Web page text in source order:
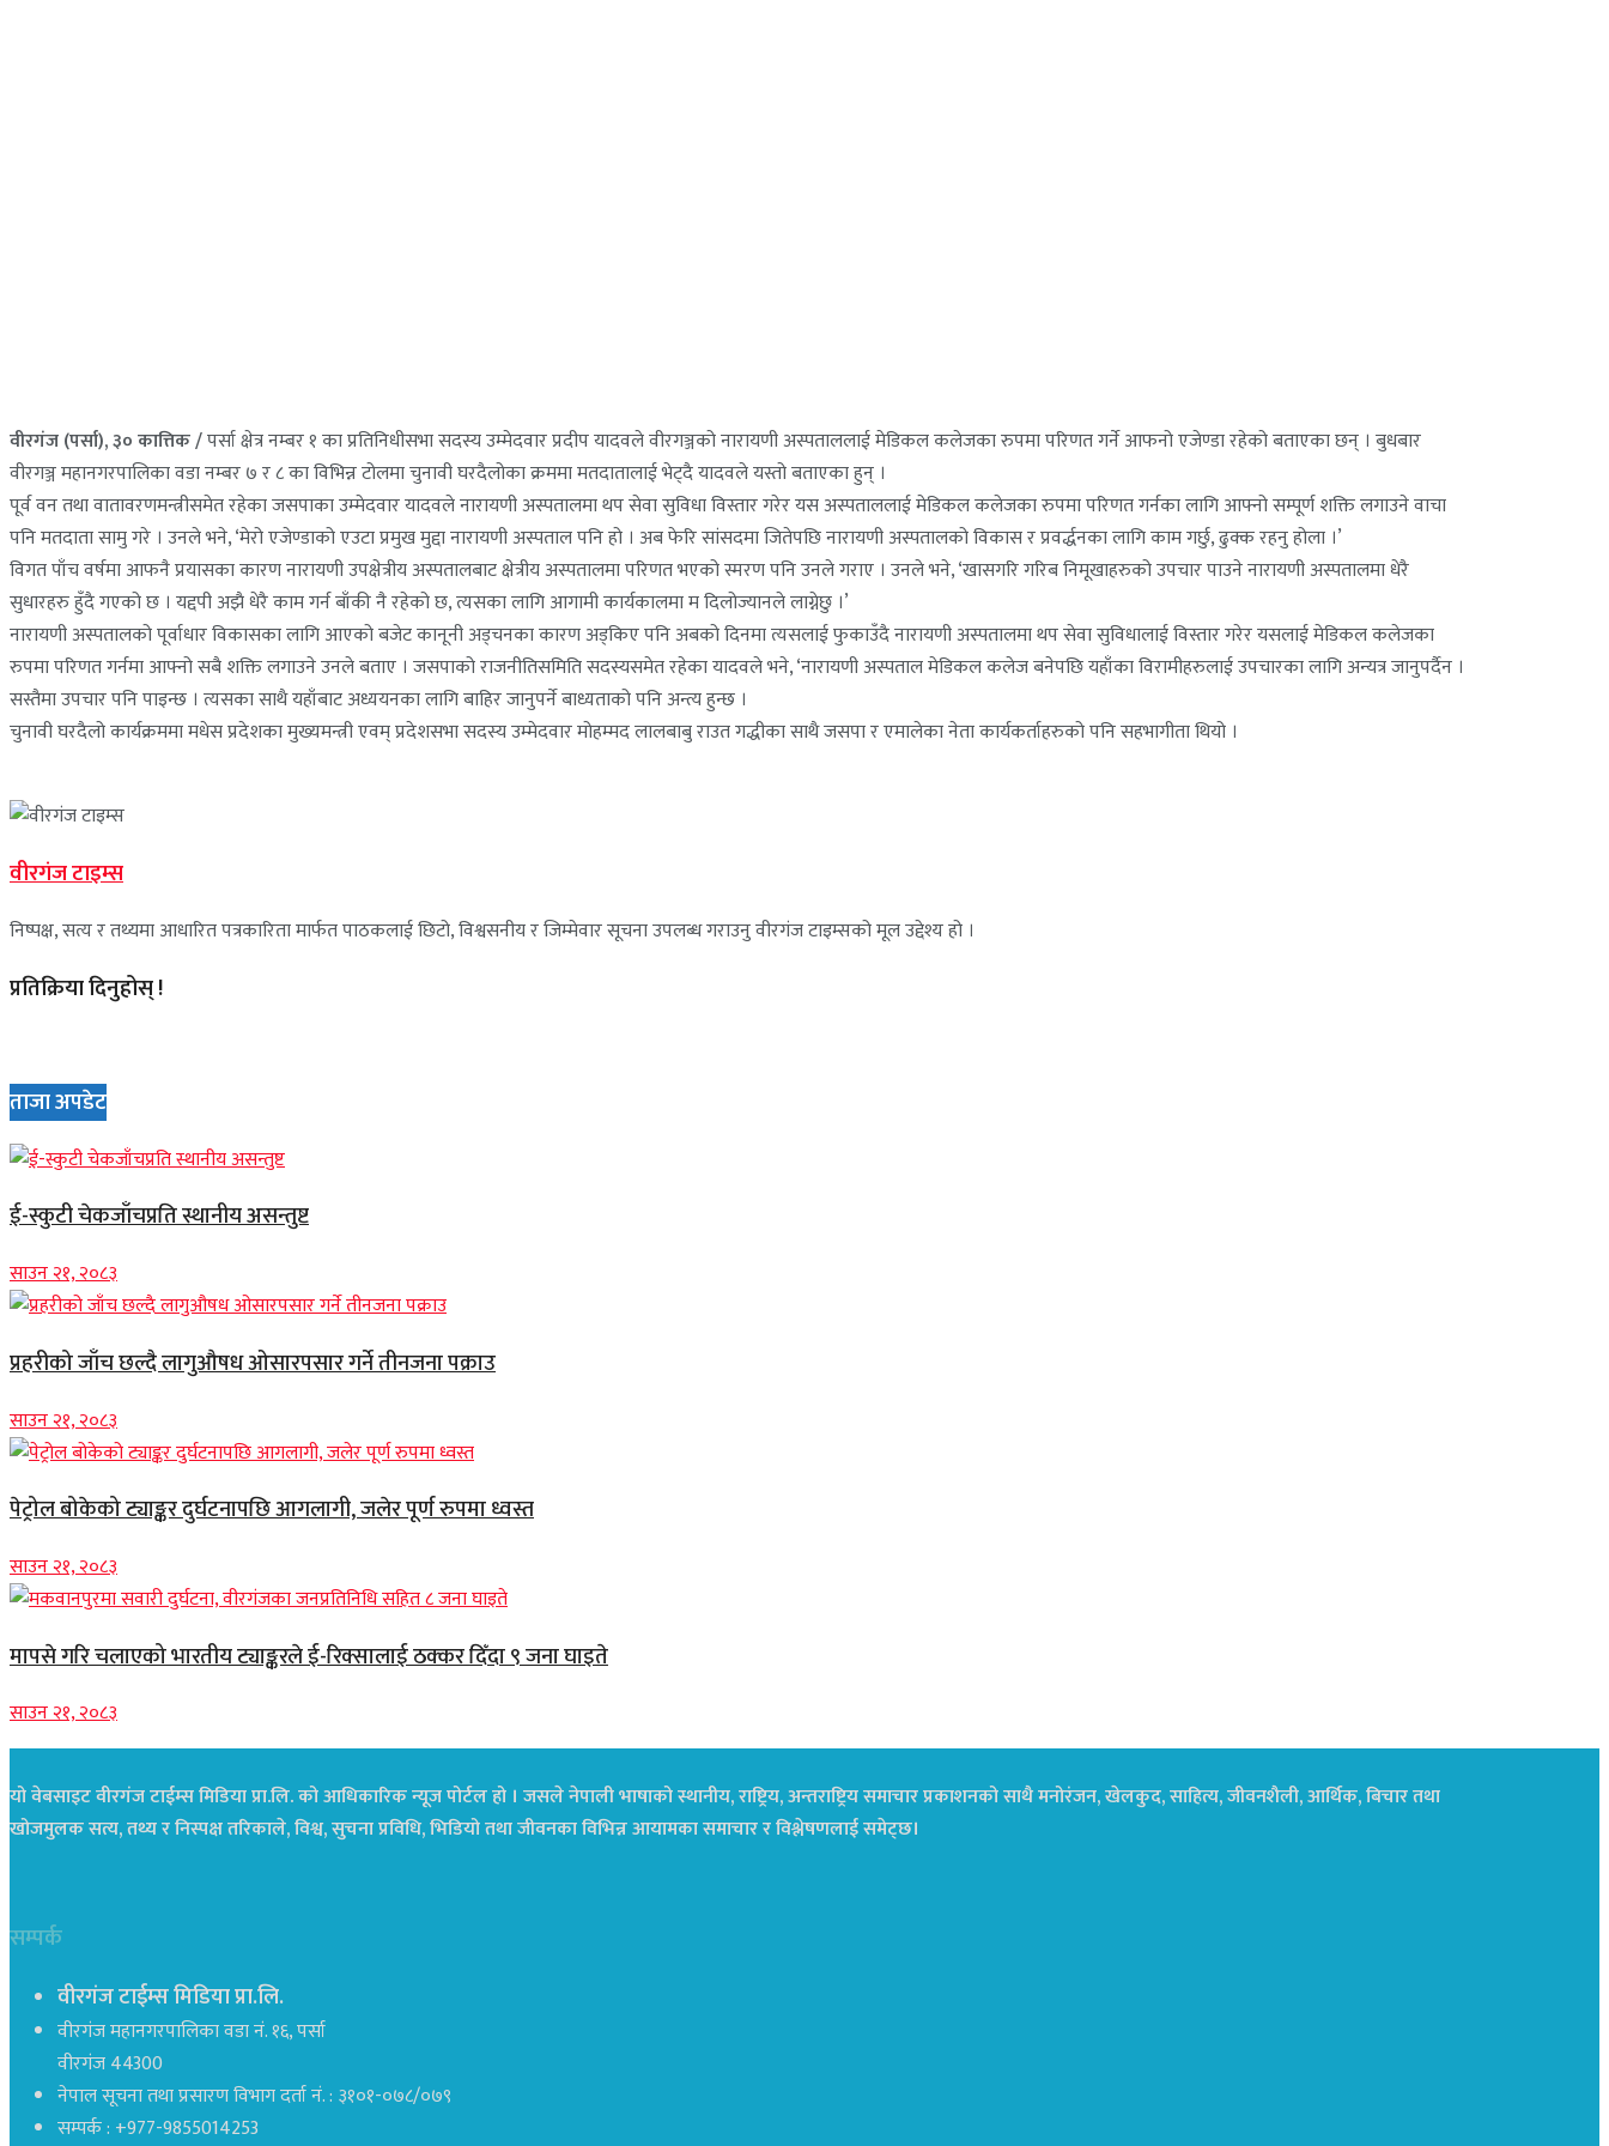
वीरगंज (पर्सा), ३० कात्तिक /पर्सा क्षेत्र नम्बर १ का प्रतिनिधीसभा सदस्य उम्मेदवार प्रदीप यादवले वीरगञ्जको नारायणी अस्पताललाई मेडिकल कलेजका रुपमा परिणत गर्ने आफनो एजेण्डा रहेको बताएका छन् । बुधबार
वीरगञ्ज महानगरपालिका वडा नम्बर ७ र ८ का विभिन्न टोलमा चुनावी घरदैलोका क्रममा मतदातालाई भेट्दै यादवले यस्तो बताएका हुन् ।
पूर्व वन तथा वातावरणमन्त्रीसमेत रहेका जसपाका उम्मेदवार यादवले नारायणी अस्पतालमा थप सेवा सुविधा विस्तार गरेर यस अस्पताललाई मेडिकल कलेजका रुपमा परिणत गर्नका लागि आफ्नो सम्पूर्ण शक्ति लगाउने वाचा
पनि मतदाता सामु गरे । उनले भने, ‘मेरो एजेण्डाको एउटा प्रमुख मुद्दा नारायणी अस्पताल पनि हो । अब फेरि सांसदमा जितेपछि नारायणी अस्पतालको विकास र प्रवर्द्धनका लागि काम गर्छु, ढुक्क रहनु होला ।’
विगत पाँच वर्षमा आफनै प्रयासका कारण नारायणी उपक्षेत्रीय अस्पतालबाट क्षेत्रीय अस्पतालमा परिणत भएको स्मरण पनि उनले गराए । उनले भने, ‘खासगरि गरिब निमूखाहरुको उपचार पाउने नारायणी अस्पतालमा धेरै
सुधारहरु हुँदै गएको छ । यद्दपी अझै धेरै काम गर्न बाँकी नै रहेको छ, त्यसका लागि आगामी कार्यकालमा म दिलोज्यानले लाग्नेछु ।’
नारायणी अस्पतालको पूर्वाधार विकासका लागि आएको बजेट कानूनी अड्चनका कारण अड्किए पनि अबको दिनमा त्यसलाई फुकाउँदै नारायणी अस्पतालमा थप सेवा सुविधालाई विस्तार गरेर यसलाई मेडिकल कलेजका
रुपमा परिणत गर्नमा आफ्नो सबै शक्ति लगाउने उनले बताए । जसपाको राजनीतिसमिति सदस्यसमेत रहेका यादवले भने, ‘नारायणी अस्पताल मेडिकल कलेज बनेपछि यहाँका विरामीहरुलाई उपचारका लागि अन्यत्र जानुपर्दैन ।
सस्तैमा उपचार पनि पाइन्छ । त्यसका साथै यहाँबाट अध्ययनका लागि बाहिर जानुपर्ने बाध्यताको पनि अन्त्य हुन्छ ।
चुनावी घरदैलो कार्यक्रममा मधेस प्रदेशका मुख्यमन्त्री एवम् प्रदेशसभा सदस्य उम्मेदवार मोहम्मद लालबाबु राउत गद्धीका साथै जसपा र एमालेका नेता कार्यकर्ताहरुको पनि सहभागीता थियो ।
वीरगंज टाइम्स
निष्पक्ष, सत्य र तथ्यमा आधारित पत्रकारिता मार्फत पाठकलाई छिटो, विश्वसनीय र जिम्मेवार सूचना उपलब्ध गराउनु वीरगंज टाइम्सको मूल उद्देश्य हो ।
प्रतिक्रिया दिनुहोस् !
ताजा अपडेट
ई-स्कुटी चेकजाँचप्रति स्थानीय असन्तुष्ट
साउन २१, २०८३
प्रहरीको जाँच छल्दै लागुऔषध ओसारपसार गर्ने तीनजना पक्राउ
साउन २१, २०८३
पेट्रोल बोकेको ट्याङ्कर दुर्घटनापछि आगलागी, जलेर पूर्ण रुपमा ध्वस्त
साउन २१, २०८३
मापसे गरि चलाएको भारतीय ट्याङ्करले ई-रिक्सालाई ठक्कर दिँदा ९ जना घाइते
साउन २१, २०८३
यो वेबसाइट वीरगंज टाईम्स मिडिया प्रा.लि. को आधिकारिक न्यूज पोर्टल हो । जसले नेपाली भाषाको स्थानीय, राष्ट्रिय, अन्तराष्ट्रिय समाचार प्रकाशनको साथै मनोरंजन, खेलकुद, साहित्य, जीवनशैली, आर्थिक, बिचार तथा
खोजमुलक सत्य, तथ्य र निस्पक्ष तरिकाले, विश्व, सुचना प्रविधि, भिडियो तथा जीवनका विभिन्न आयामका समाचार र विश्लेषणलाई समेट्छ।
सम्पर्क
वीरगंज टाईम्स मिडिया प्रा.लि.
वीरगंज महानगरपालिका वडा नं. १६, पर्सा
वीरगंज 44300
नेपाल सूचना तथा प्रसारण विभाग दर्ता नं. : ३१०१-०७८/०७९
सम्पर्क : +977-9855014253